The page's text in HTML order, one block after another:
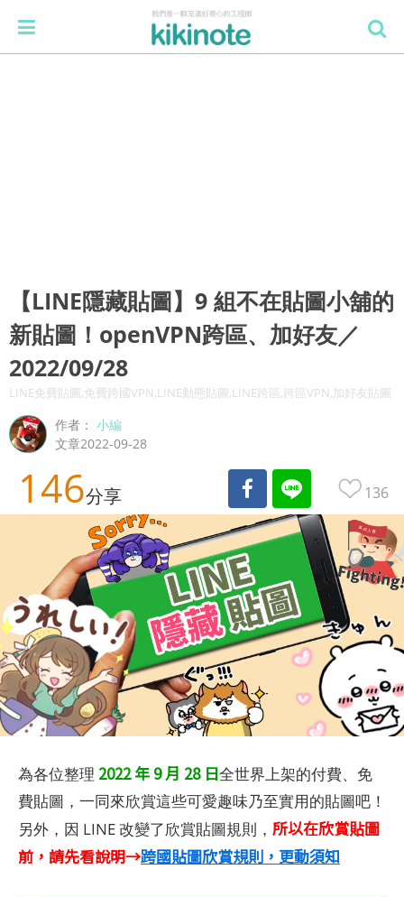
【LINE隱藏貼圖】9 組不在貼圖小舖的
新貼圖！openVPN跨區、加好友／
2022/09/28
LINE免費貼圖,免費跨國VPN,LINE動態貼圖,LINE跨區,跨區VPN,加好友貼圖
作者：小編
文章2022-09-28
146分享 136
為各位整理 2022 年 9 月 28 日全世界上架的付費、免
費貼圖，一同來欣賞這些可愛趣味乃至實用的貼圖吧！
另外，因 LINE 改變了欣賞貼圖規則， 所以在欣賞貼圖
前，請先看說明→跨國貼圖欣賞規則，更動須知